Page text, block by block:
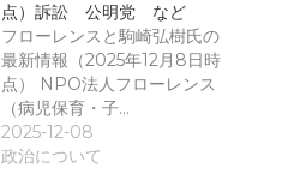
点）訴訟 公明党 など
フローレンスと駒崎弘樹氏の
最新情報（2025年12月8日時
点） NPO法人フローレンス
（病児保育・子…
2025-12-08
政治について